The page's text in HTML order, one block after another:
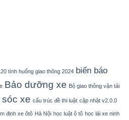
tình huống giao thông 2024 biển báo
Bảo dưỡng xe Bộ giao thông vận tải
xe cấu trúc đề thi luật cập nhật v2.0.0
định xe ôtô Hà Nội học luật ô tô học lái xe ninh